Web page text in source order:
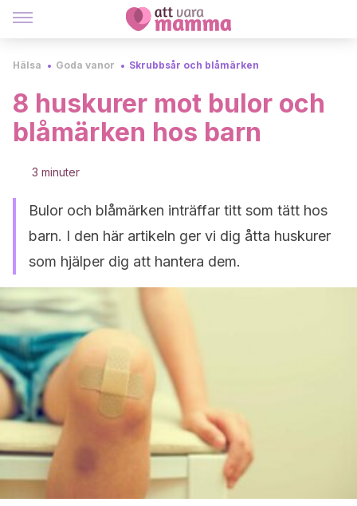
Hälsa Goda vanor Skrubbsår och blåmärken
8 huskurer mot bulor och
blåmärken hos barn
3 minuter
Bulor och blåmärken inträffar titt som tätt hos
barn. I den här artikeln ger vi dig åtta huskurer
som hjälper dig att hantera dem.